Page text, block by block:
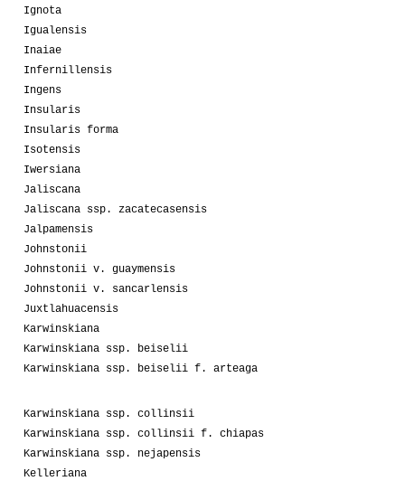
Ignota
Igualensis
Inaiae
Infernillensis
Ingens
Insularis
Insularis forma
Isotensis
Iwersiana
Jaliscana
Jaliscana ssp. zacatecasensis
Jalpamensis
Johnstonii
Johnstonii v. guaymensis
Johnstonii v. sancarlensis
Juxtlahuacensis
Karwinskiana
Karwinskiana ssp. beiselii
Karwinskiana ssp. beiselii f. arteaga
Karwinskiana ssp. collinsii
Karwinskiana ssp. collinsii f. chiapas
Karwinskiana ssp. nejapensis
Kelleriana